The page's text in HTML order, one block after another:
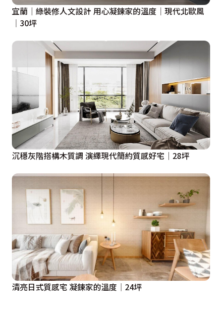
宜蘭│綠裝修人文設計 用心凝鍊家的溫度│現代北歐風
│30坪
沉穩灰階搭構木質調 演繹現代簡約質感好宅│28坪
清亮日式質感宅 凝鍊家的溫度│24坪